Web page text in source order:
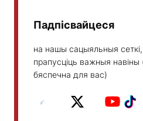
Падпісвайцеся
на нашы сацыяльныя
прапусціць важныя навіны
бяспечна для вас)